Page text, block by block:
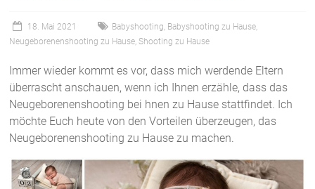
18. Mai 2021 Babyshooting, Babyshooting zu Hause,
Neugeborenenshooting zu Hause, Shooting zu Hause
Immer wieder kommt es vor, dass mich werdende Eltern
überrascht anschauen, wenn ich Ihnen erzähle, dass das
Neugeborenenshooting bei hnen zu Hause stattfindet. Ich
möchte Euch heute von den Vorteilen überzeugen, das
Neugeborenenshooting zu Hause zu machen.